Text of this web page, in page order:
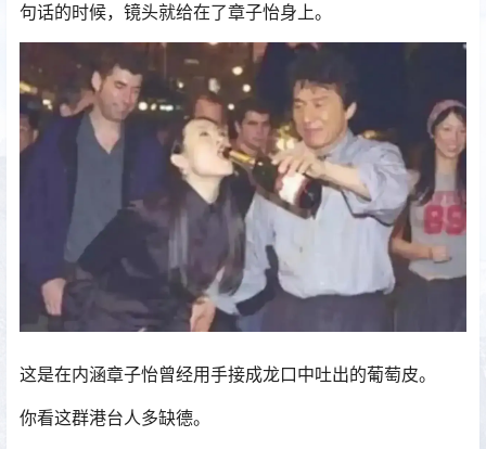
句话的时候，镜头就给在了章子怡身上。
这是在内涵章子怡曾经用手接成龙口中吐出的葡萄皮。
你看这群港台人多缺德。